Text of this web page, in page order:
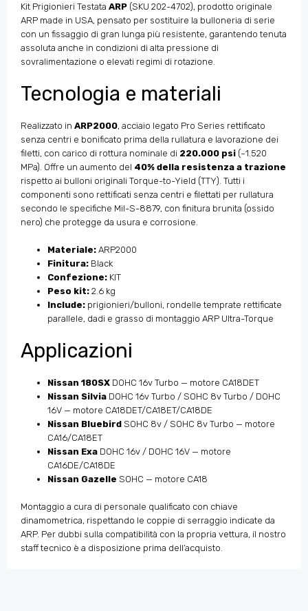
Kit Prigionieri Testata ARP (SKU 202-4702), prodotto originale
ARP made in USA, pensato per sostituire la bulloneria di serie
con un fissaggio di gran lunga più resistente, garantendo tenuta
assoluta anche in condizioni di alta pressione di
sovralimentazione o elevati regimi di rotazione.
Tecnologia e materiali
Realizzato in ARP2000, acciaio legato Pro Series rettificato
senza centri e bonificato prima della rullatura e lavorazione dei
filetti, con carico di rottura nominale di 220.000 psi (~1.520
MPa). Offre un aumento del 40% della resistenza a trazione
rispetto ai bulloni originali Torque-to-Yield (TTY). Tutti i
componenti sono rettificati senza centri e filettati per rullatura
secondo le specifiche Mil-S-8879, con finitura brunita (ossido
nero) che protegge da usura e corrosione.
Materiale: ARP2000
Finitura: Black
Confezione: KIT
Peso kit: 2.6 kg
Include: prigionieri/bulloni, rondelle temprate rettificate
parallele, dadi e grasso di montaggio ARP Ultra-Torque
Applicazioni
Nissan 180SX DOHC 16v Turbo — motore CA18DET
Nissan Silvia DOHC 16v Turbo / SOHC 8v Turbo / DOHC
16V — motore CA18DET/CA18ET/CA18DE
Nissan Bluebird SOHC 8v / SOHC 8v Turbo — motore
CA16/CA18ET
Nissan Exa DOHC 16v / DOHC 16V — motore
CA16DE/CA18DE
Nissan Gazelle SOHC — motore CA18
Montaggio a cura di personale qualificato con chiave
dinamometrica, rispettando le coppie di serraggio indicate da
ARP. Per dubbi sulla compatibilità con la propria vettura, il nostro
staff tecnico è a disposizione prima dell’acquisto.